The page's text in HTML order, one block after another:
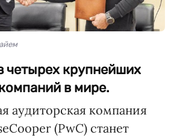
четырех крупнейших
в мире.
аудиторская компания
(PwC) станет